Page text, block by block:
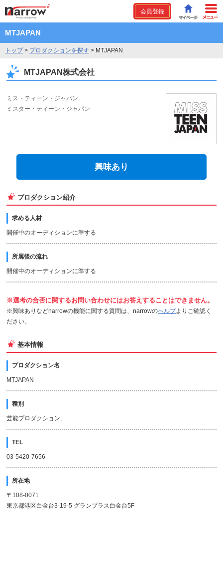
会員登録
MTJAPAN
トップ> プロダクションを探す > MTJAPAN
MTJAPAN株式会社
ミス・ティーン・ジャパン
ミスター・ティーン・ジャパン
興味あり
プロダクション紹介
求める人材
開催中のオーディションに準する
所属後の流れ
開催中のオーディションに準する
※選考の合否に関するお問い合わせにはお答えすることはできません。
※興味ありなどnarrowの機能に関する質問は、narrowのヘルプよりご確認く
ださい。
基本情報
プロダクション名
MTJAPAN
種別
芸能プロダクション,
TEL
03-5420-7656
所在地
〒108-0071
東京都港区白金台3-19-5 グランプラス白金台5F